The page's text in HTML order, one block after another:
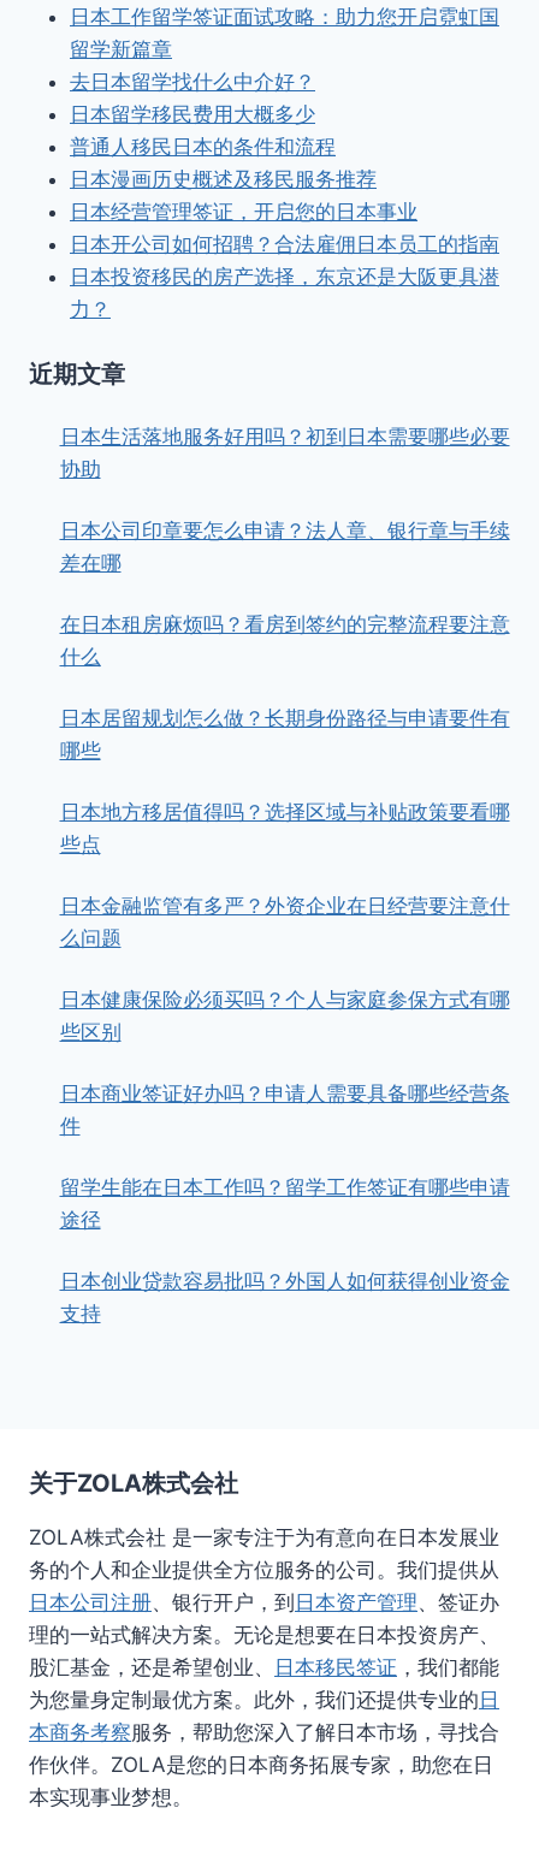
日本工作留学签证面试攻略：助力您开启霓虹国
留学新篇章
去日本留学找什么中介好？
日本留学移民费用大概多少
普通人移民日本的条件和流程
日本漫画历史概述及移民服务推荐
日本经营管理签证，开启您的日本事业
日本开公司如何招聘？合法雇佣日本员工的指南
日本投资移民的房产选择，东京还是大阪更具潜
力？
近期文章
日本生活落地服务好用吗？初到日本需要哪些必要
协助
日本公司印章要怎么申请？法人章、银行章与手续
差在哪
在日本租房麻烦吗？看房到签约的完整流程要注意
什么
日本居留规划怎么做？长期身份路径与申请要件有
哪些
日本地方移居值得吗？选择区域与补贴政策要看哪
些点
日本金融监管有多严？外资企业在日经营要注意什
么问题
日本健康保险必须买吗？个人与家庭参保方式有哪
些区别
日本商业签证好办吗？申请人需要具备哪些经营条
件
留学生能在日本工作吗？留学工作签证有哪些申请
途径
日本创业贷款容易批吗？外国人如何获得创业资金
支持
关于ZOLA株式会社
ZOLA株式会社 是一家专注于为有意向在日本发展业
务的个人和企业提供全方位服务的公司。我们提供从
日本公司注册、银行开户，到日本资产管理、签证办
理的一站式解决方案。无论是想要在日本投资房产、
股汇基金，还是希望创业、 日本移民签证 ，我们都能
为您量身定制最优方案。此外，我们还提供专业的日
本商务考察服务，帮助您深入了解日本市场，寻找合
作伙伴。ZOLA是您的日本商务拓展专家，助您在日
本实现事业梦想。